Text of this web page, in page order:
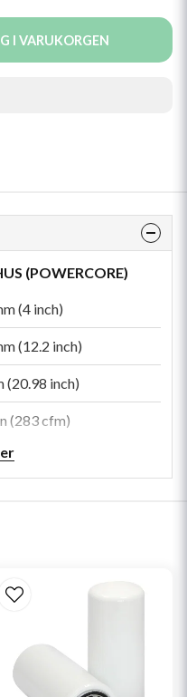
I VARUKORGEN
(POWERCORE)
(4 inch)
(12.2 inch)
(20.98 inch)
(283 cfm)
(332 cfm)
H2O (6 inch H2O)
H2O (10 inch H2O)